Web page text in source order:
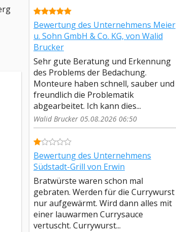
Bewertung des Unternehmens Meier
u. Sohn GmbH & Co. KG, von Walid
Brucker
Sehr gute Beratung und Erkennung
des Problems der Bedachung.
Monteure haben schnell, sauber und
freundlich die Problematik
abgearbeitet. Ich kann dies...
Walid Brucker 05.08.2026 06:50
Bewertung des Unternehmens
Südstadt-Grill von Erwin
Bratwürste waren schon mal
gebraten. Werden für die Currywurst
nur aufgewärmt. Wird dann alles mit
einer lauwarmen Currysauce
vertuscht. Currywurst...